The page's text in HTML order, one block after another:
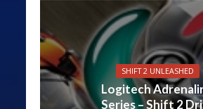
SHIFT 2 UNLEASHED
Logitech
Series – Shift 2